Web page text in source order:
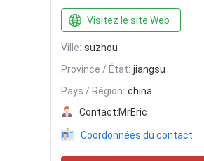
Visitez le site Web
Ville: suzhou
Province / État: jiangsu
Pays / Région: china
Contact:MrEric
Coordonnées du contact